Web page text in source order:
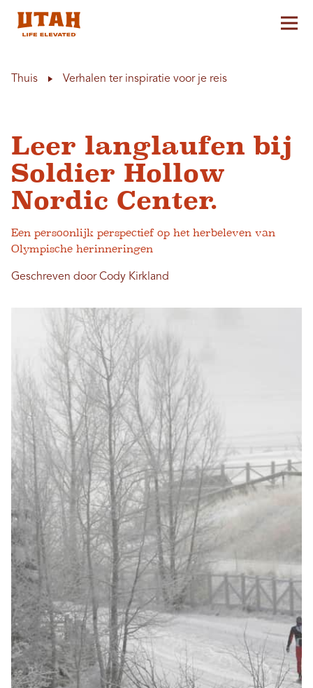
Thuis Verhalen ter inspiratie voor je reis
Leer langlaufen bij
Soldier Hollow
Nordic Center.
Een persoonlijk perspectief op het herbeleven van
Olympische herinneringen
Geschreven door Cody Kirkland